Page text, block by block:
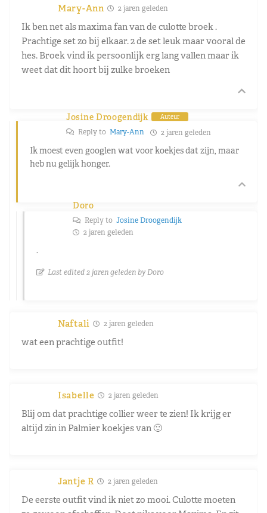
Mary-Ann 2 jaren geleden
Ik ben net als maxima fan van de culotte broek .
Prachtige set zo bij elkaar. 2 de set leuk maar vooral de
hes. Broek vind ik persoonlijk erg lang vallen maar ik
weet dat dit hoort bij zulke broeken
Josine Droogendijk Auteur
Reply to Mary-Ann 2 jaren geleden
Ik moest even googlen wat voor koekjes dat zijn, maar
heb nu gelijk honger.
Doro
Reply to Josine Droogendijk
2 jaren geleden
.
Last edited 2 jaren geleden by Doro
Naftali 2 jaren geleden
wat een prachtige outfit!
Isabelle 2 jaren geleden
Blij om dat prachtige collier weer te zien! Ik krijg er
altijd zin in Palmier koekjes van 🙂
Jantje R 2 jaren geleden
De eerste outfit vind ik niet zo mooi. Culotte moeten